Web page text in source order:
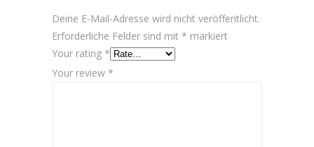
Deine E-Mail-Adresse wird nicht veröffentlicht.
Erforderliche Felder sind mit * markiert
Your rating *
Your review *